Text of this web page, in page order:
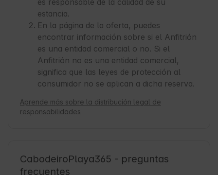
es responsable de la calidad de su
estancia.
En la página de la oferta, puedes
encontrar información sobre si el Anfitrión
es una entidad comercial o no. Si el
Anfitrión no es una entidad comercial,
significa que las leyes de protección al
consumidor no se aplican a dicha reserva.
Aprende más sobre la distribución legal de
responsabilidades
CabodeiroPlaya365 - preguntas
frecuentes